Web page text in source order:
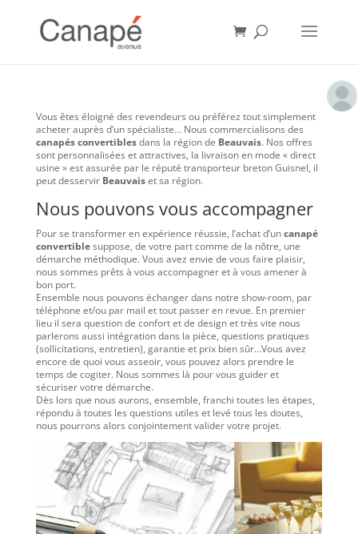
Vous êtes éloigné des revendeurs ou préférez tout simplement
acheter auprès d’un spécialiste… Nous commercialisons des
canapés convertiblesdans la région de Beauvais. Nos offres
sont personnalisées et attractives, la livraison en mode « direct
usine » est assurée par le réputé transporteur breton Guisnel, il
peut desservir Beauvaiset sa région.
Nous pouvons vous accompagner
Pour se transformer en expérience réussie, l’achat d’uncanapé
convertiblesuppose, de votre part comme de la nôtre, une
démarche méthodique. Vous avez envie de vous faire plaisir,
nous sommes prêts à vous accompagner et à vous amener à
bon port.
Ensemble nous pouvons échanger dans notre show-room, par
téléphone et/ou par mail et tout passer en revue. En premier
lieu il sera question de confort et de design et très vite nous
parlerons aussi intégration dans la pièce, questions pratiques
(sollicitations, entretien), garantie et prix bien sûr…Vous avez
encore de quoi vous asseoir, vous pouvez alors prendre le
temps de cogiter. Nous sommes là pour vous guider et
sécuriser votre démarche.
Dès lors que nous aurons, ensemble, franchi toutes les étapes,
répondu à toutes les questions utiles et levé tous les doutes,
nous pourrons alors conjointement valider votre projet.